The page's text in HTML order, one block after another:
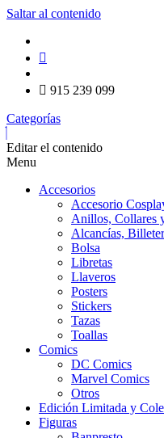
Saltar al contenido
915 239 099
Categorías
Editar el contenido
Menu
Accesorios
Accesorio
Anillos, Collares
Alcancías,
Bolsa
Libretas
Llaveros
Posters
Stickers
Tazas
Toallas
Comics
DC Comics
Marvel Comics
Otros
Edición Limitada y
Figuras